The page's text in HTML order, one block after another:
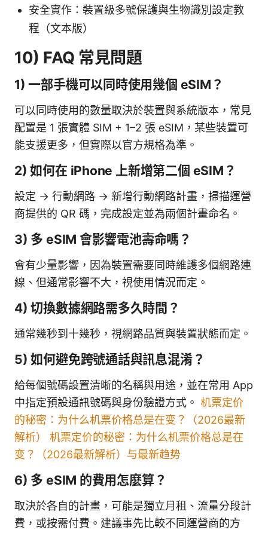
安全實作：裝置級多號保護與生物識別設定教
程（文本版）
10) FAQ 常見問題
1) 一部手機可以同時使用幾個 eSIM？
可以同時使用的數量取決於裝置與系統版本，常見
配置是 1 張實體 SIM + 1–2 張 eSIM，某些裝置可
能支援更多，但實際以官方規格為準。
2) 如何在 iPhone 上新增第二個 eSIM？
設定 -> 行動網路 -> 新增行動網路計畫，掃描運營
商提供的 QR 碼，完成設定並為兩個計畫命名。
3) 多 eSIM 會影響電池壽命嗎？
會有少量影響，因為裝置需要同時維護多個網路連
線、但通常影響不大，視使用情況而定。
4) 切換數據網路需多久時間？
通常幾秒到十幾秒，視網路品質與裝置狀態而定。
5) 如何避免跨號通話與訊息混淆？
給每個號碼設置清晰的名稱與用途，並在常用 App
中指定預設通訊號碼與身份驗證方式。 机票定价
的秘密：为什么机票价格总是在变？（2026最新
解析） 机票定价的秘密：为什么机票价格总是在
变？（2026最新解析）与最新趋势
6) 多 eSIM 的費用怎麼算？
取決於各自的計畫，可能是獨立月租、流量分段計
費，或按需付費。建議事先比較不同運營商的方